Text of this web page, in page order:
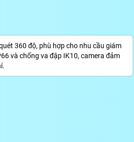
360 độ, phù hợp cho nhu cầu giám
và chống va đập IK10, camera đảm